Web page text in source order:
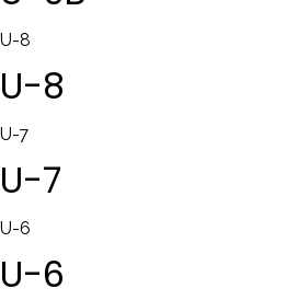
U-8
U-8
U-7
U-7
U-6
U-6